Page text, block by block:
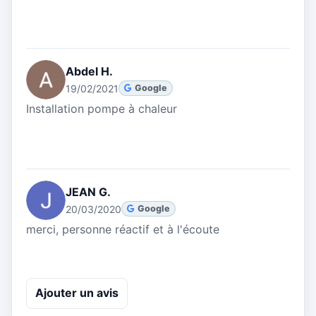
Abdel H.
19/02/2021 Google
Installation pompe à chaleur
JEAN G.
20/03/2020 Google
merci, personne réactif et à l'écoute
Ajouter un avis